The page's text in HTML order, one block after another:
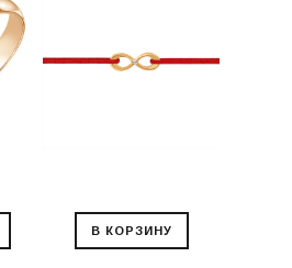
В КОРЗИНУ